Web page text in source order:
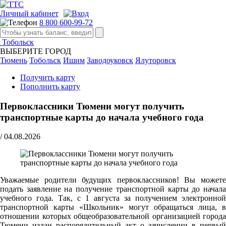
Личный кабинет
8 800 600-99-72
Тобольск
ВЫБЕРИТЕ ГОРОД
Тюмень Тобольск Ишим Заводоуковск Ялуторовск
Получить карту
Пополнить карту
Первоклассники Тюмени могут получить
транспортные карты до начала учебного года
/ 04.08.2026
Уважаемые родители будущих первоклассников! Вы можете
подать заявление на получение транспортной карты до начала
учебного года. Так, с 1 августа за получением электронной
транспортной карты «Школьник» могут обращаться лица, в
отношении которых общеобразовательной организацией города